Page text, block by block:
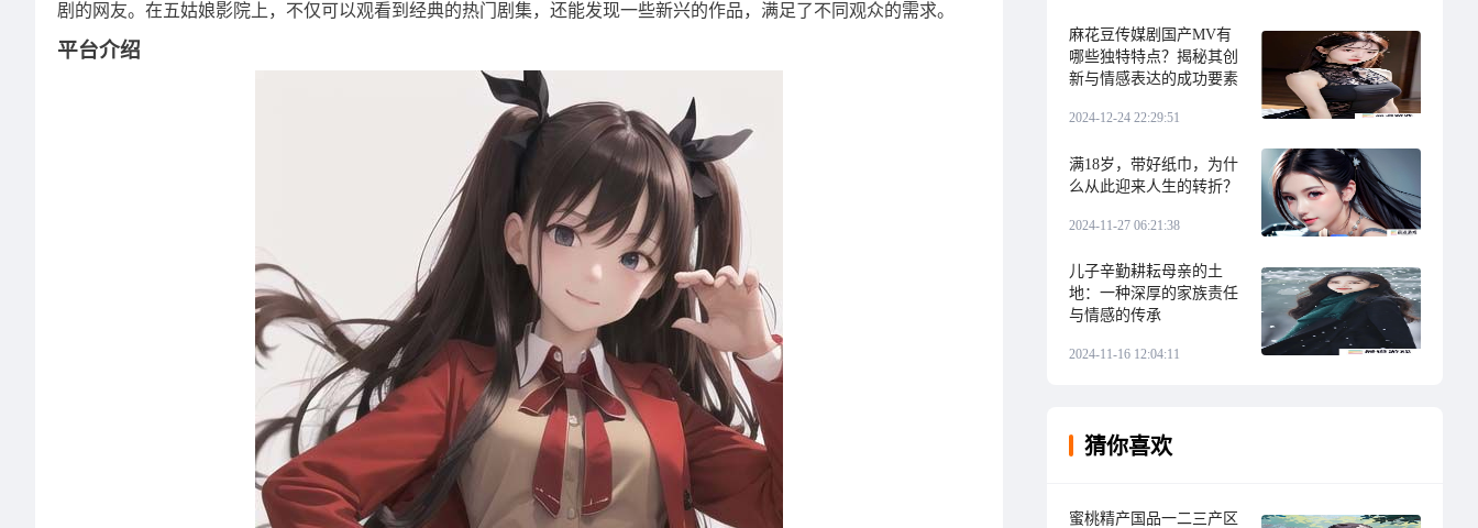
剧的网友。在五姑娘影院上，不仅可以观看到经典的热门剧集，还能发现一些新兴的作品，满足了不同观众的需求。
平台介绍
麻花豆传媒剧国产MV有
哪些独特特点？揭秘其创
新与情感表达的成功要素
2024-12-24 22:29:51
满18岁，带好纸巾，为什
么从此迎来人生的转折？
2024-11-27 06:21:38
儿子辛勤耕耘母亲的土
地：一种深厚的家族责任
与情感的传承
2024-11-16 12:04:11
猜你喜欢
蜜桃精产国品一二三产区